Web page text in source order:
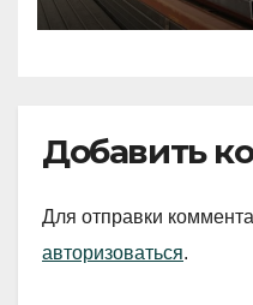
Добавить
Для отправки
авторизоваться.